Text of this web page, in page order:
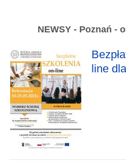
NEWSY - Poznań -
line